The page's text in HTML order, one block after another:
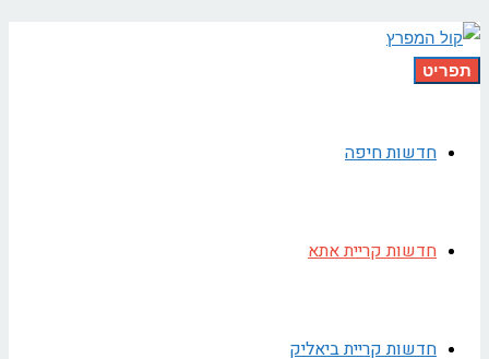
תפריט
חדשות חיפה
חדשות קריית אתא
חדשות קריית ביאליק